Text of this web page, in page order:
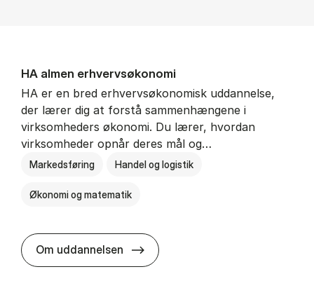
HA al­men erhvervs­økonomi
HA er en bred erhvervsøkonomisk uddannelse,
der lærer dig at forstå sammenhængene i
virksomheders økonomi. Du lærer, hvordan
virksomheder opnår deres mål og…
Markedsføring Handel og logistik
Økonomi og matematik
Om uddannelsen HA al­men erhvervs­økonomi